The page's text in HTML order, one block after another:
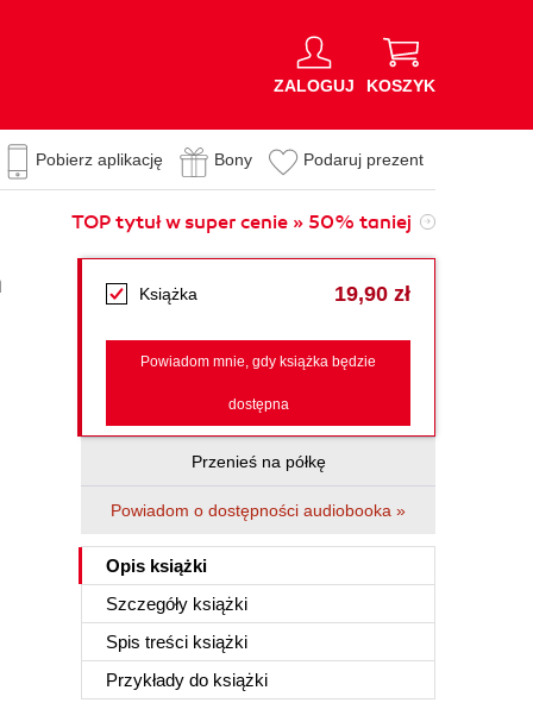
ZALOGUJ KOSZYK
Pobierz aplikację Bony Podaruj prezent
TOP tytuł w super cenie » 50% taniej
Książka 19,90 zł
Powiadom mnie, gdy książka będzie
dostępna
Przenieś na półkę
Powiadom o dostępności audiobooka »
Opis książki
Szczegóły książki
Spis treści książki
Przykłady do książki